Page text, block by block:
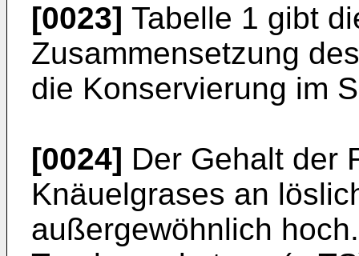
[0023] Tabelle 1 gibt
Zusammensetzung
die Konservierung im
[0024] Der Gehalt der
Knäuelgrases an
außergewöhnlich